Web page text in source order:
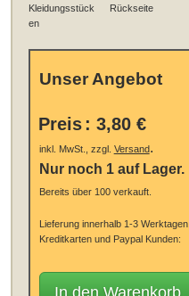
Kleidungsstück
en
Rückseite
Unser Angebot
Preis : 3,80 €
inkl. MwSt., zzgl. Versand.
Nur noch 1 auf Lager.
Bereits über 100 verkauft.
Lieferung innerhalb 1-3 Werktagen.
Kreditkarten und Paypal Kunden:
In den Warenkorb